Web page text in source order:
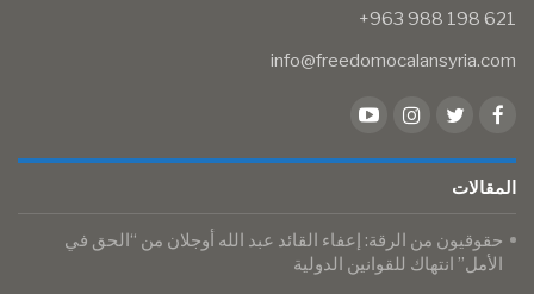
info@freedomocalansyria.com
المقالات
حقوقيون من الرقة: إعفاء القائد عبد الله أوجلان من “الحق في
الأمل” انتهاك للقوانين الدولية